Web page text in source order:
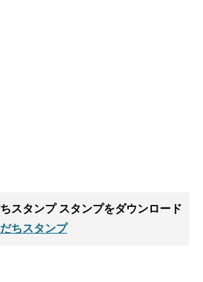
スタンプ スタンプをダウンロード
ちスタンプ